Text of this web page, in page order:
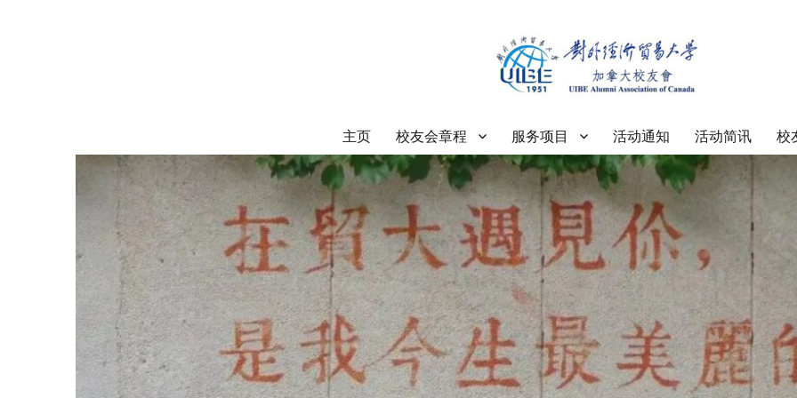
对外经济贸易大学加拿大校友会
主页 校友会章程 服务项目 活动通知 活动简讯 校